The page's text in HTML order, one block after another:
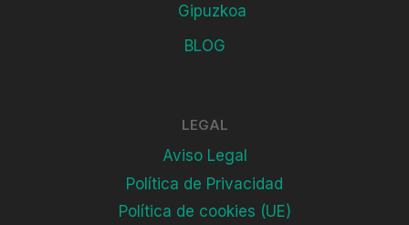
Gipuzkoa
BLOG
LEGAL
Aviso Legal
Política de Privacidad
Política de cookies (UE)